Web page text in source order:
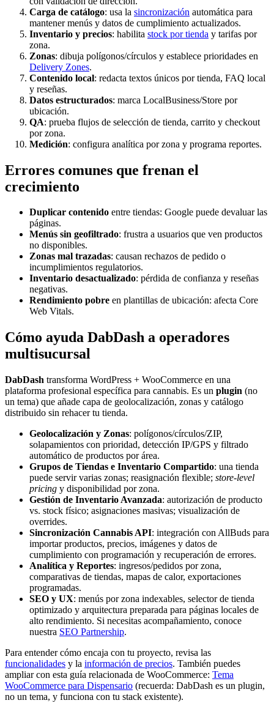
Carga de catálogo: usa la sincronización automática para
mantener menús y datos de cumplimiento actualizados.
Inventario y precios: habilita stock por tienda y tarifas por
zona.
Zonas: dibuja polígonos/círculos y establece prioridades en
Delivery Zones.
Contenido local: redacta textos únicos por tienda, FAQ local
y reseñas.
Datos estructurados: marca LocalBusiness/Store por
ubicación.
QA: prueba flujos de selección de tienda, carrito y checkout
por zona.
Medición: configura analítica por zona y programa reportes.
Errores comunes que frenan el
crecimiento
Duplicar contenido entre tiendas: Google puede devaluar las
páginas.
Menús sin geofiltrado: frustra a usuarios que ven productos
no disponibles.
Zonas mal trazadas: causan rechazos de pedido o
incumplimientos regulatorios.
Inventario desactualizado: pérdida de confianza y reseñas
negativas.
Rendimiento pobre en plantillas de ubicación: afecta Core
Web Vitals.
Cómo ayuda DabDash a operadores
multisucursal
DabDash transforma WordPress + WooCommerce en una
plataforma profesional específica para cannabis. Es un plugin (no
un tema) que añade capa de geolocalización, zonas y catálogo
distribuido sin rehacer tu tienda.
Geolocalización y Zonas: polígonos/círculos/ZIP,
solapamientos con prioridad, detección IP/GPS y filtrado
automático de productos por área.
Grupos de Tiendas e Inventario Compartido: una tienda
puede servir varias zonas; reasignación flexible; store-level
pricing y disponibilidad por zona.
Gestión de Inventario Avanzada: autorización de producto
vs. stock físico; asignaciones masivas; visualización de
overrides.
Sincronización Cannabis API: integración con AllBuds para
importar productos, precios, imágenes y datos de
cumplimiento con programación y recuperación de errores.
Analítica y Reportes: ingresos/pedidos por zona,
comparativas de tiendas, mapas de calor, exportaciones
programadas.
SEO y UX: menús por zona indexables, selector de tienda
optimizado y arquitectura preparada para páginas locales de
alto rendimiento. Si necesitas acompañamiento, conoce
nuestra SEO Partnership.
Para entender cómo encaja con tu proyecto, revisa las
funcionalidades y la información de precios. También puedes
ampliar con esta guía relacionada de WooCommerce: Tema
WooCommerce para Dispensario (recuerda: DabDash es un plugin,
no un tema, y funciona con tu stack existente).